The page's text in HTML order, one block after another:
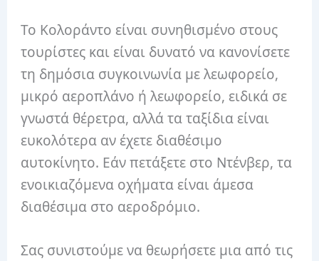
Το Κολοράντο είναι συνηθισμένο στους
τουρίστες και είναι δυνατό να κανονίσετε
τη δημόσια συγκοινωνία με λεωφορείο,
μικρό αεροπλάνο ή λεωφορείο, ειδικά σε
γνωστά θέρετρα, αλλά τα ταξίδια είναι
ευκολότερα αν έχετε διαθέσιμο
αυτοκίνητο. Εάν πετάξετε στο Ντένβερ, τα
ενοικιαζόμενα οχήματα είναι άμεσα
διαθέσιμα στο αεροδρόμιο.
Σας συνιστούμε να θεωρήσετε μια από τις